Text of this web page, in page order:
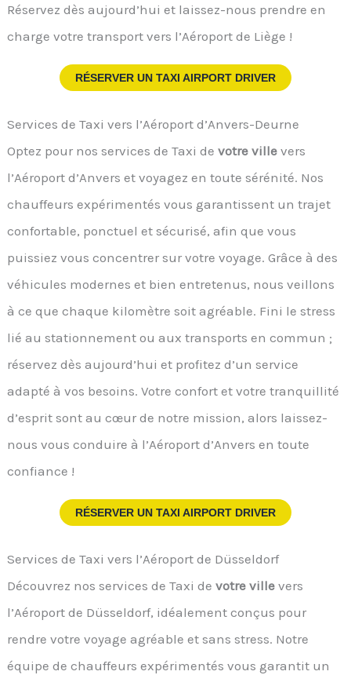
Réservez dès aujourd’hui et laissez-nous prendre en
charge votre transport vers l’Aéroport de Liège !
RÉSERVER UN TAXI AIRPORT DRIVER
Services de Taxi vers l’Aéroport d’Anvers-Deurne
Optez pour nos services de Taxi devotre ville vers
l’Aéroport d’Anvers et voyagez en toute sérénité. Nos
chauffeurs expérimentés vous garantissent un trajet
confortable, ponctuel et sécurisé, afin que vous
puissiez vous concentrer sur votre voyage. Grâce à des
véhicules modernes et bien entretenus, nous veillons
à ce que chaque kilomètre soit agréable. Fini le stress
lié au stationnement ou aux transports en commun ;
réservez dès aujourd’hui et profitez d’un service
adapté à vos besoins. Votre confort et votre tranquillité
d’esprit sont au cœur de notre mission, alors laissez-
nous vous conduire à l’Aéroport d’Anvers en toute
confiance !
RÉSERVER UN TAXI AIRPORT DRIVER
Services de Taxi vers l’Aéroport de Düsseldorf
Découvrez nos services de Taxi de votre ville vers
l’Aéroport de Düsseldorf, idéalement conçus pour
rendre votre voyage agréable et sans stress. Notre
équipe de chauffeurs expérimentés vous garantit un